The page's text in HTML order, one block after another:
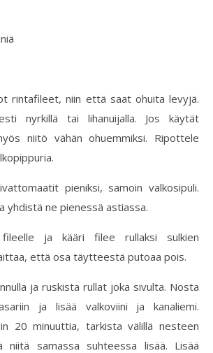
rintafileet, niin että saat ohuita levyjä.
nyrkillä tai lihanuijalla. Jos käytät
niitö vähän ohuemmiksi. Ripottele
pieniksi, samoin valkosipuli.
yhdistä ne pienessä astiassa.
ja kääri filee rullaksi sulkien
että osa täytteestä putoaa pois.
ja ruskista rullat joka sivulta. Nosta
ja lisää valkoviini ja kanaliemi.
20 minuuttia, tarkista välillä nesteen
niitä samassa suhteessa lisää. Lisää